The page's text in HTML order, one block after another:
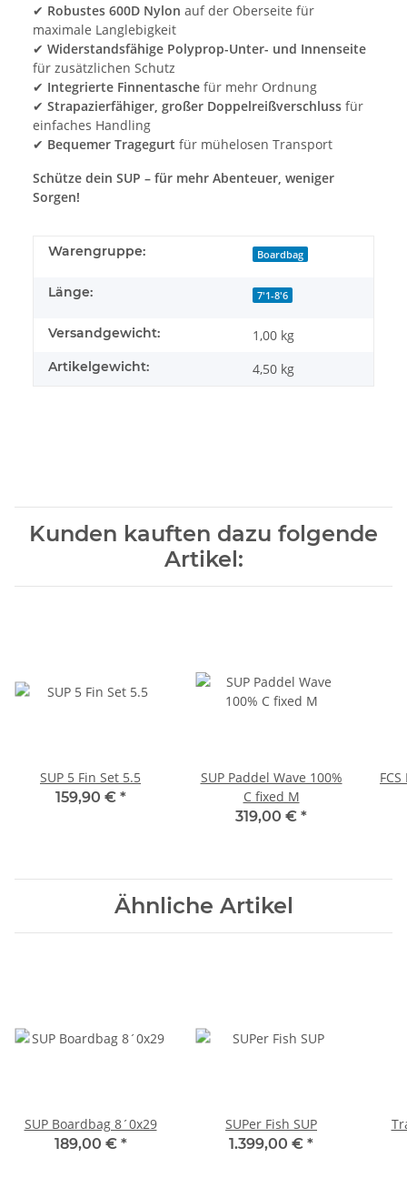
✔ Robustes 600D Nylon auf der Oberseite für
maximale Langlebigkeit
✔ Widerstandsfähige Polyprop-Unter- und Innenseite
für zusätzlichen Schutz
✔ Integrierte Finnentasche für mehr Ordnung
✔ Strapazierfähiger, großer Doppelreißverschluss für
einfaches Handling
✔ Bequemer Tragegurt für mühelosen Transport
Schütze dein SUP – für mehr Abenteuer, weniger
Sorgen!
Warengruppe: Boardbag
Länge: 7'1-8'6
Versandgewicht: 1,00 kg
Artikelgewicht: 4,50 kg
Kunden kauften dazu folgende
Artikel:
SUP 5 Fin Set 5.5
159,90 € *
SUP Paddel Wave 100%
C fixed M
319,00 € *
Ähnliche Artikel
SUP Boardbag 8´0x29
189,00 € *
SUPer Fish SUP
1.399,00 € *